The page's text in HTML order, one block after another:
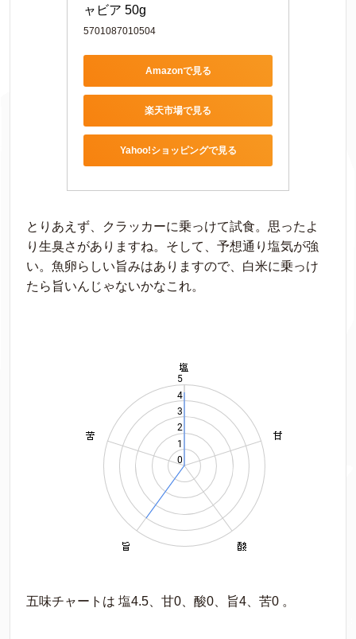
ャビア 50g
5701087010504
Amazonで見る
楽天市場で見る
Yahoo!ショッピングで見る
とりあえず、クラッカーに乗っけて試食。思ったよ
り生臭さがありますね。そして、予想通り塩気が強
い。魚卵らしい旨みはありますので、白米に乗っけ
たら旨いんじゃないかなこれ。
五味チャートは 塩4.5、甘0、酸0、旨4、苦0 。